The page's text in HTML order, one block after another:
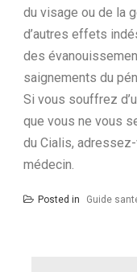
du visage ou de la
d’autres effets
des
saignements du
Si vous souffrez
que vous ne vous
du Cialis,
médecin.
Posted in Guide